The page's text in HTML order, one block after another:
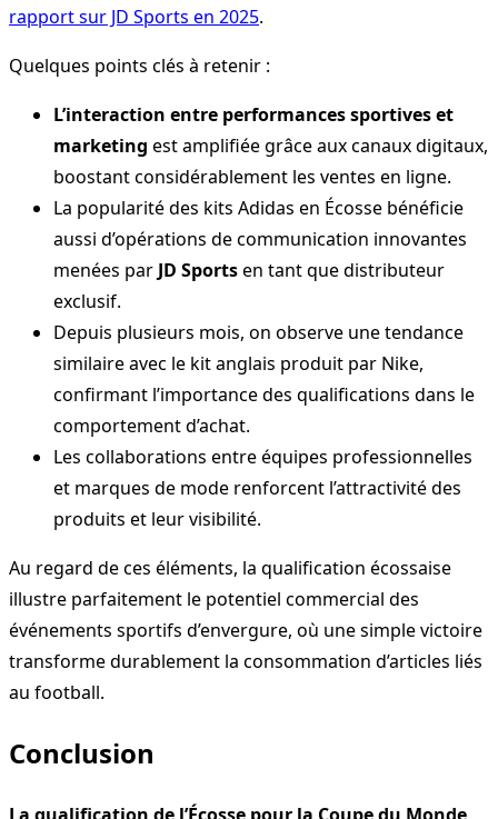
rapport sur JD Sports en 2025.
Quelques points clés à retenir :
L’interaction entre performances sportives et
marketing est amplifiée grâce aux canaux digitaux,
boostant considérablement les ventes en ligne.
La popularité des kits Adidas en Écosse bénéficie
aussi d’opérations de communication innovantes
menées parJD Sportsen tant que distributeur
exclusif.
Depuis plusieurs mois, on observe une tendance
similaire avec le kit anglais produit par Nike,
confirmant l’importance des qualifications dans le
comportement d’achat.
Les collaborations entre équipes professionnelles
et marques de mode renforcent l’attractivité des
produits et leur visibilité.
Au regard de ces éléments, la qualification écossaise
illustre parfaitement le potentiel commercial des
événements sportifs d’envergure, où une simple victoire
transforme durablement la consommation d’articles liés
au football.
Conclusion